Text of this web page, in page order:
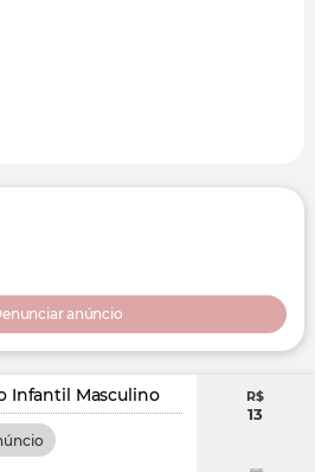
anúncio
Infantil Masculino R$
13